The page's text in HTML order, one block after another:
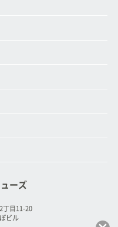
ーズ
丁目11-20
ビル